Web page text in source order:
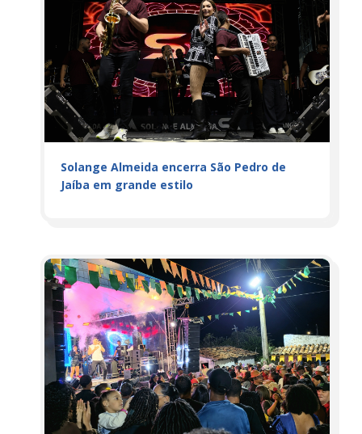
Solange Almeida encerra São Pedro de
Jaíba em grande estilo